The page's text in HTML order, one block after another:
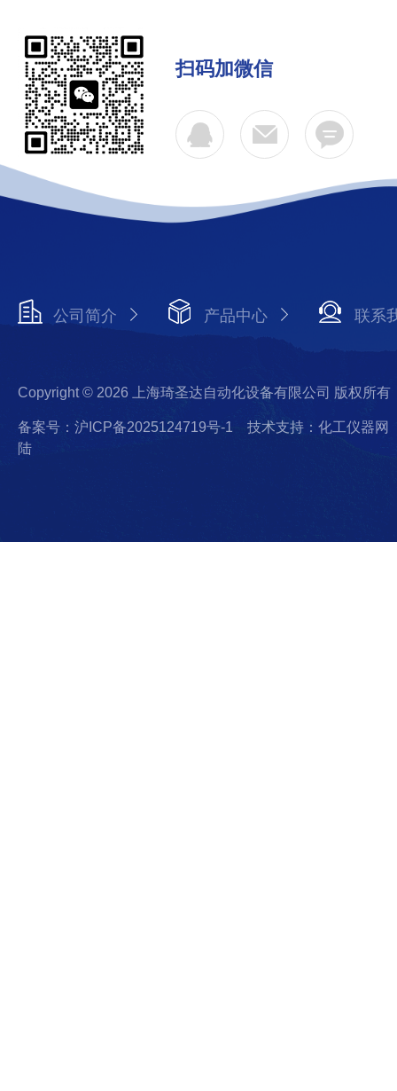
扫码加微信
公司简介 产品中心 联系
Copyright © 2026 上海琦圣达自动化设备有限公司 版权所有
备案号：沪ICP备2025124719号-1
技术支持：化工仪器网
陆